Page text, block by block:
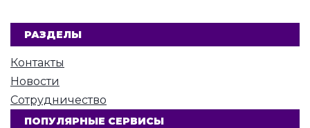
РАЗДЕЛЫ
Контакты
Новости
Сотрудничество
ПОПУЛЯРНЫЕ СЕРВИСЫ